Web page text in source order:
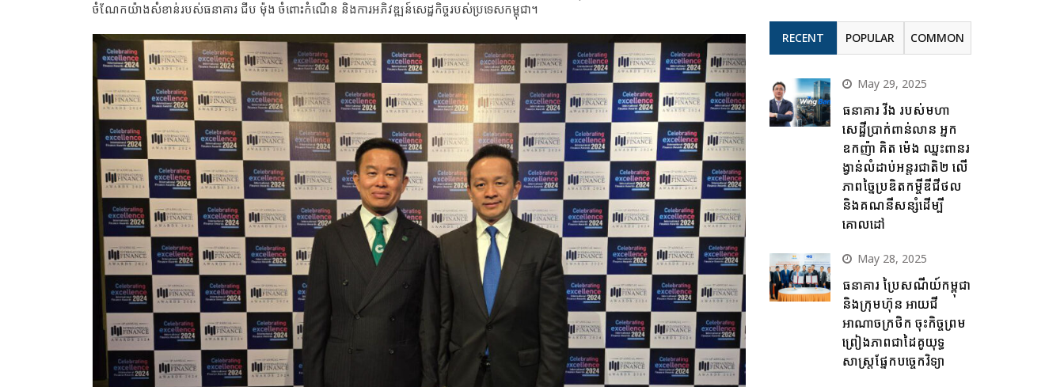
ចំណែកយ៉ាងសំខាន់របស់ធនាគារ ជីប ម៉ុង ចំពោះកំណើន និងការអភិវឌ្ឍន៍សេដ្ឋកិច្ចរបស់ប្រទេសកម្ពុជា។
RECENT POPULAR COMMON
May 29, 2025
ធនាគារ វីង របស់មហា
សេដ្ឋីប្រាក់ពាន់លាន អ្នក
ឧកញ៉ា គិត ម៉េង ឈ្នះពានរ
ង្វាន់លំដាប់អន្តរជាតិ២ លើ
ភាពច្នៃប្រឌិតកម្ចីឌីជីថល
និងគណនីសន្សំដើម្បី
គោលដៅ
May 28, 2025
ធនាគារ ប្រៃសណីយ៍កម្ពុជា
និងក្រុមហ៊ុន អាយជី
អាណាចក្រថិក ចុះកិច្ចព្រម
ព្រៀងភាពជាដៃគូយុទ្ធ
សាស្ត្រផ្នែកបច្ចេកវិទ្យា